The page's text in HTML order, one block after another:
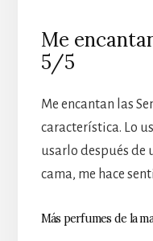
Me
5/5
Me encantan las
característica. Lo
usarlo después de
cama, me hace
Más perfumes de la